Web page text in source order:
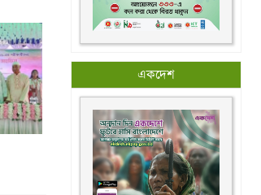
একদেশ